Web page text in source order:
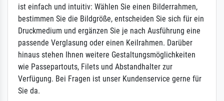
ist einfach und intuitiv: Wählen Sie einen Bilderrahmen,
bestimmen Sie die Bildgröße, entscheiden Sie sich für ein
Druckmedium und ergänzen Sie je nach Ausführung eine
passende Verglasung oder einen Keilrahmen. Darüber
hinaus stehen Ihnen weitere Gestaltungsmöglichkeiten
wie Passepartouts, Filets und Abstandhalter zur
Verfügung. Bei Fragen ist unser Kundenservice gerne für
Sie da.